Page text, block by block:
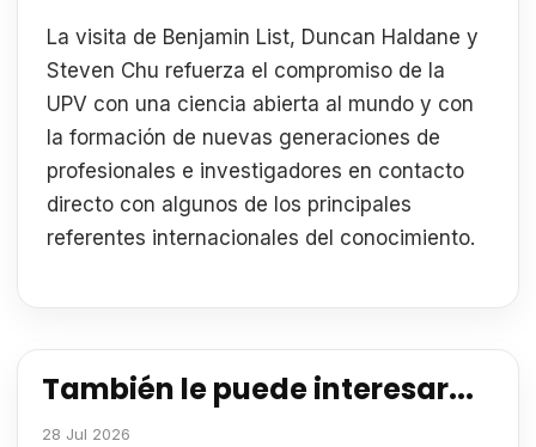
La visita de Benjamin List, Duncan Haldane y
Steven Chu refuerza el compromiso de la
UPV con una ciencia abierta al mundo y con
la formación de nuevas generaciones de
profesionales e investigadores en contacto
directo con algunos de los principales
referentes internacionales del conocimiento.
También le puede interesar...
28 Jul 2026